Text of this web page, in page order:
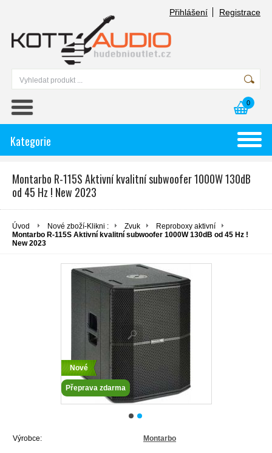
Přihlášení Registrace
0
Kategorie
Montarbo R-115S Aktivní kvalitní subwoofer 1000W 130dB
od 45 Hz ! New 2023
Úvod Nové zboží-Klikni : Zvuk
Reproboxy aktivní
Montarbo R-115S Aktivní kvalitní subwoofer 1000W 130dB od 45 Hz !
New 2023
Nové
Přeprava zdarma
Výrobce: Montarbo